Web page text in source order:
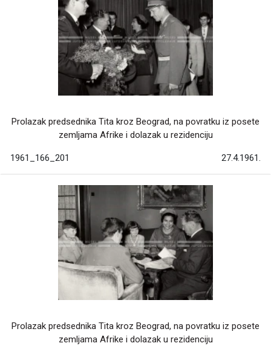
Prolazak predsednika Tita kroz Beograd, na povratku iz posete
zemljama Afrike i dolazak u rezidenciju
1961_166_201 27.4.1961.
Prolazak predsednika Tita kroz Beograd, na povratku iz posete
zemljama Afrike i dolazak u rezidenciju